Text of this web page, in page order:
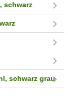
schwarz
schwarz grau